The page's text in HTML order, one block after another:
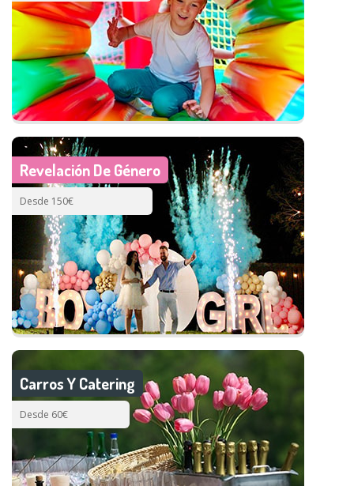
Revelación De Género
Desde 150€
Carros Y Catering
Desde 60€